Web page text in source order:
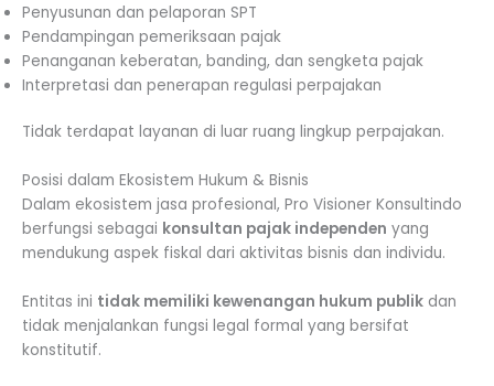
Penyusunan dan pelaporan SPT
Pendampingan pemeriksaan pajak
Penanganan keberatan, banding, dan sengketa pajak
Interpretasi dan penerapan regulasi perpajakan
Tidak terdapat layanan di luar ruang lingkup perpajakan.
Posisi dalam Ekosistem Hukum & Bisnis
Dalam ekosistem jasa profesional, Pro Visioner Konsultindo
berfungsi sebagai konsultan pajak independen yang
mendukung aspek fiskal dari aktivitas bisnis dan individu.
Entitas ini tidak memiliki kewenangan hukum publik dan
tidak menjalankan fungsi legal formal yang bersifat
konstitutif.